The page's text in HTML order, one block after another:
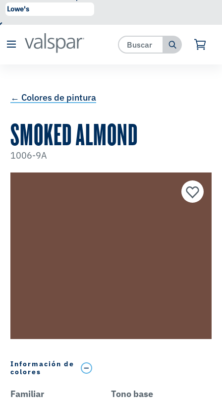
se ha agregado a favoritos.
← Colores de pintura
SMOKED ALMOND
1006-9A
Información de
colores
Familiar
Tono base